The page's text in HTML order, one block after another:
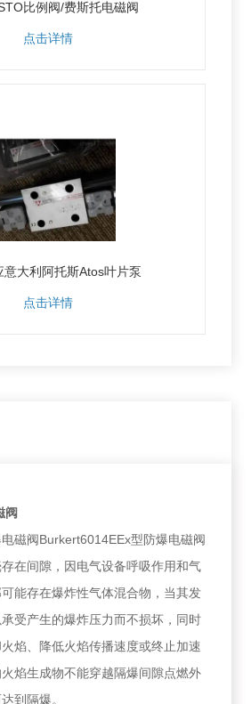
比例阀/费斯托电磁阀
点击详情
意大利阿托斯Atos叶片泵
点击详情
阀
磁阀Burkert6014EEx型防爆电磁阀
在间隙，因电气设备呼吸作用和气
能存在爆炸性气体混合物，当其发
受产生的爆炸压力而不损坏，同时
焰、降低火焰传播速度或终止加速
焰生成物不能穿越隔爆间隙点燃外
到隔爆。